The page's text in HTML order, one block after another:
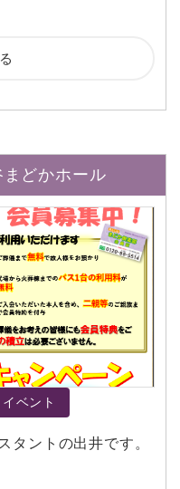
どかホール
ベント
タントの出井です。